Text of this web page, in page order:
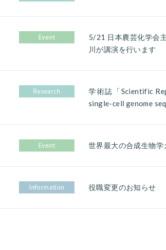
Event
5/21 日本農芸化学会
川が講演を行います
Research
学術誌「Scientific
single-cell genome
Event 世界最大の合成生物
Information 役職変更のお知らせ